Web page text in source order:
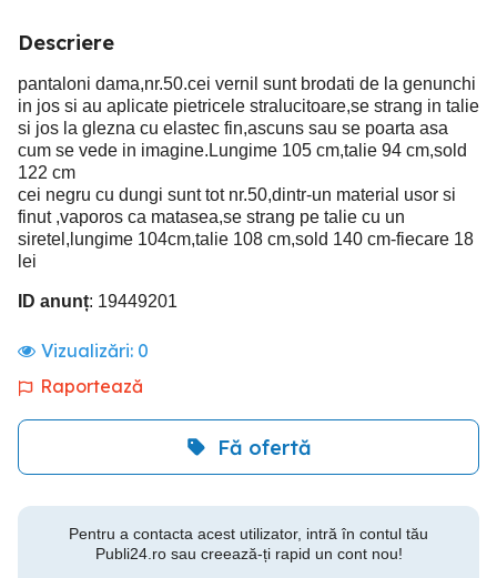
Descriere
pantaloni dama,nr.50.cei vernil sunt brodati de la genunchi
in jos si au aplicate pietricele stralucitoare,se strang in talie
si jos la glezna cu elastec fin,ascuns sau se poarta asa
cum se vede in imagine.Lungime 105 cm,talie 94 cm,sold
122 cm
cei negru cu dungi sunt tot nr.50,dintr-un material usor si
finut ,vaporos ca matasea,se strang pe talie cu un
siretel,lungime 104cm,talie 108 cm,sold 140 cm-fiecare 18
lei
ID anunț: 19449201
Vizualizări: 0
Raportează
Fă ofertă
Pentru a contacta acest utilizator, intră în contul tău
Publi24.ro sau creează-ți rapid un cont nou!